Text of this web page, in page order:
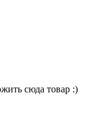
сюда товар :)